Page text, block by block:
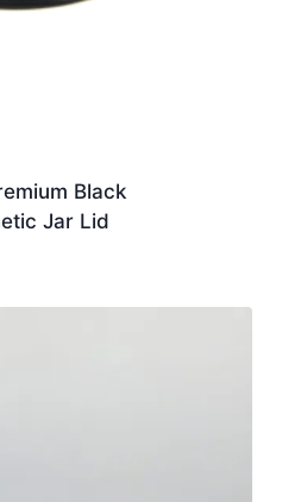
Black
Jar Lid